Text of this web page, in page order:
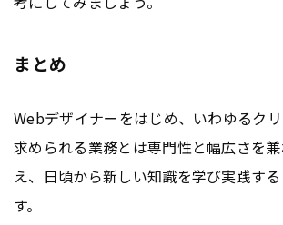
まとめ
Webデザイナーをはじめ、いわゆるク
求められる業務とは専門性と幅広さを
え、日頃から新しい知識を学び実践す
す。